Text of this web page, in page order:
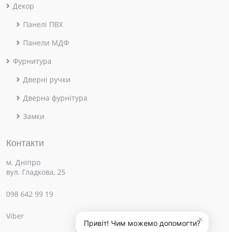
×
Привіт! Чим можемо допомогти?
Декор
Панелі ПВХ
Панели МДФ
Фурнитура
Дверні ручки
Дверна фурнітура
Замки
Контакти
м. Дніпро
вул. Гладкова, 25
098 642 99 19
Viber